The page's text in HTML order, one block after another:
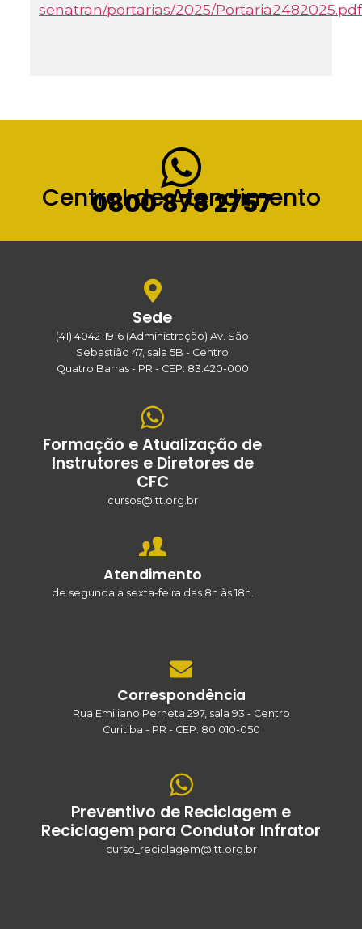
senatran/portarias/2025/Portaria2482025.pdf
Central de Atendimento
0800 878 2757
Sede
(41) 4042-1916 (Administração) Av. São
Sebastião 47, sala 5B - Centro
Quatro Barras - PR - CEP: 83.420-000
Formação e Atualização de
Instrutores e Diretores de
CFC
cursos@itt.org.br
Atendimento
de segunda a sexta-feira das 8h às 18h.
Correspondência
Rua Emiliano Perneta 297, sala 93 - Centro
Curitiba - PR - CEP: 80.010-050
Preventivo de Reciclagem e
Reciclagem para Condutor Infrator
curso_reciclagem@itt.org.br